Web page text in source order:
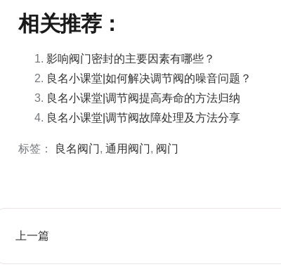
相关推荐：
影响阀门密封的主要因素有哪些？
良名小课堂|如何解决调节阀的噪音问题？
良名小课堂|调节阀提高寿命的方法归纳
良名小课堂|调节阀故障处理及方法分享
标签： 良名阀门, 通用阀门, 阀门
上一篇